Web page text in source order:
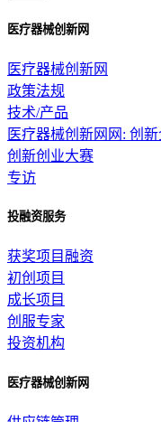
医疗器械创新网
医疗器械创新网
政策法规
技术/产品
医疗器械创新网网: 创
创新创业大赛
专访
投融资服务
获奖项目融资
初创项目
成长项目
创服专家
投资机构
医疗器械创新网